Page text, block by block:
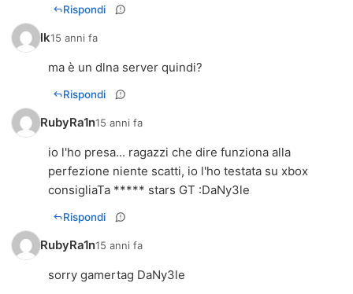
Rispondi
lk15 anni fa
ma è un dlna server quindi?
Rispondi
RubyRa1n15 anni fa
io l'ho presa... ragazzi che dire funziona alla
perfezione niente scatti, io l'ho testata su xbox
consigliaTa ***** stars GT :DaNy3le
Rispondi
RubyRa1n15 anni fa
sorry gamertag DaNy3le